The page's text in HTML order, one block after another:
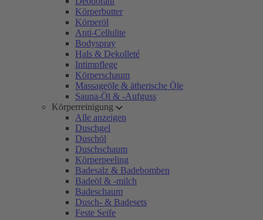
Körperbutter
Körperöl
Anti-Cellulite
Bodyspray
Hals & Dekolleté
Intimpflege
Körperschaum
Massageöle & ätherische Öle
Sauna-Öl & -Aufguss
Körperreinigung
Alle anzeigen
Duschgel
Duschöl
Duschschaum
Körperpeeling
Badesalz & Badebomben
Badeöl & -milch
Badeschaum
Dusch- & Badesets
Feste Seife